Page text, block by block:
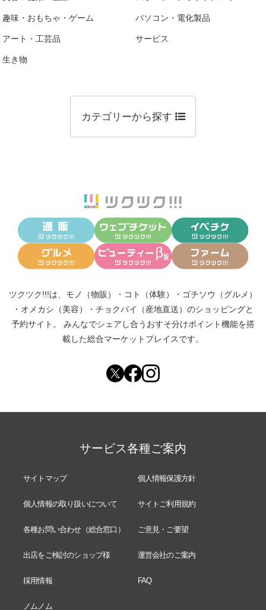
趣味・おもちゃ・ゲーム パソコン・電化製品
アート・工芸品 サービス
生き物
カテゴリーから探す
ツクツク!!!は、 モノ（物販） ・ コト（体験） ・ ゴチソウ（グルメ）
・ オメカシ（美容） ・ チョクバイ（産地直送） のショッピングと
予約サイト。
みんなでシェアし合う おすそ分けポイント機能を搭
載した総合マーケットプレイスです。
サービス各種ご案内
サイトマップ 個人情報保護方針
個人情報の取り扱いについて サイトご利用規約
各種お問い合わせ（総合窓口） ご意見・ご要望
出店をご検討のショップ様 運営会社のご案内
採用情報 FAQ
ノムノム